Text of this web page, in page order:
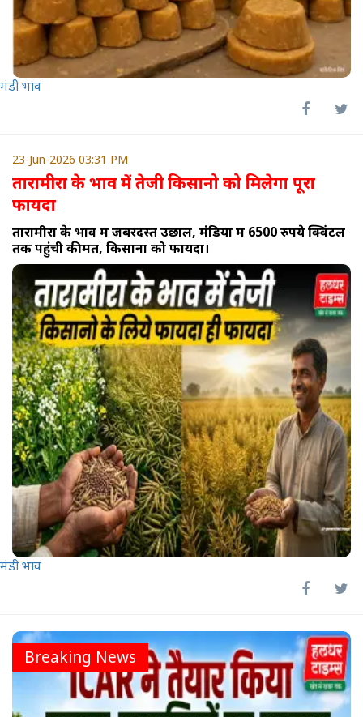
मंडी भाव
23-Jun-2026 03:31 PM
तारामीरा के भाव में तेजी किसानो को मिलेगा पूरा
फायदा
तारामीरा के भाव में जबरदस्त उछाल, मंडियों में 6500 रुपये क्विंटल
तक पहुंची कीमत, किसानों को फायदा।
मंडी भाव
Breaking News